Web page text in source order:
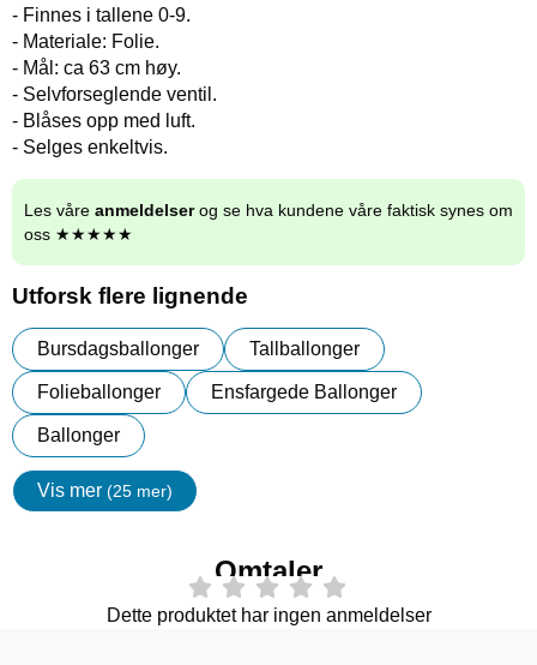
- Finnes i tallene 0-9.
- Materiale: Folie.
- Mål: ca 63 cm høy.
- Selvforseglende ventil.
- Blåses opp med luft.
- Selges enkeltvis.
Les våre anmeldelserog se hva kundene våre faktisk synes om
oss ★★★★★
Utforsk flere lignende
Bursdagsballonger Tallballonger
Folieballonger Ensfargede Ballonger
Ballonger
Vis mer (25 mer)
egenskaper
Omtaler
Dette produktet har ingen anmeldelser